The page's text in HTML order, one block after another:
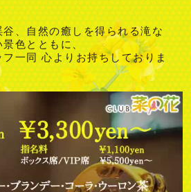
、自然の癒しを得られる滝な
色とともに、
一同 心よりお持ちしておりま